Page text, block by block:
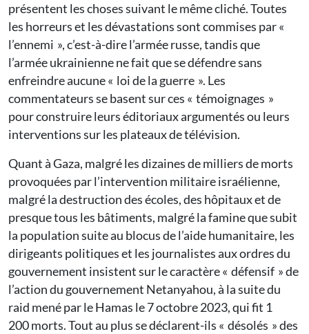
présentent les choses suivant le même cliché. Toutes
les horreurs et les dévastations sont commises par «
l’ennemi », c’est-à-dire l’armée russe, tandis que
l’armée ukrainienne ne fait que se défendre sans
enfreindre aucune « loi de la guerre ». Les
commentateurs se basent sur ces « témoignages »
pour construire leurs éditoriaux argumentés ou leurs
interventions sur les plateaux de télévision.
Quant à Gaza, malgré les dizaines de milliers de morts
provoquées par l’intervention militaire israélienne,
malgré la destruction des écoles, des hôpitaux et de
presque tous les bâtiments, malgré la famine que subit
la population suite au blocus de l’aide humanitaire, les
dirigeants politiques et les journalistes aux ordres du
gouvernement insistent sur le caractère « défensif » de
l’action du gouvernement Netanyahou, à la suite du
raid mené par le Hamas le 7 octobre 2023, qui fit 1
200 morts. Tout au plus se déclarent-ils « désolés » des